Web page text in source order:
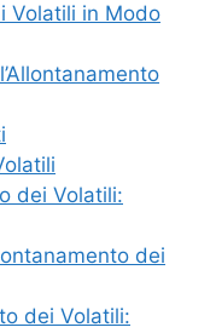
Volatili in Modo
dei Volatili:
dei
dei Volatili: